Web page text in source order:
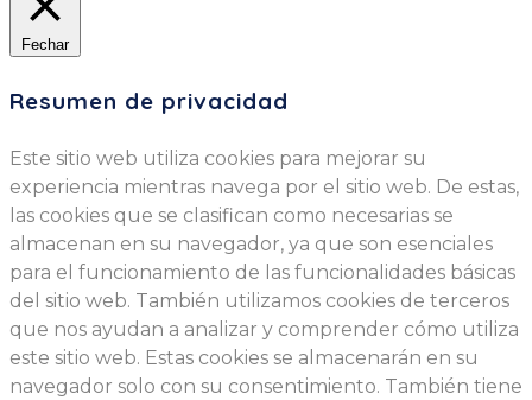
Fechar
Resumen de privacidad
Este sitio web utiliza cookies para mejorar su
experiencia mientras navega por el sitio web. De estas,
las cookies que se clasifican como necesarias se
almacenan en su navegador, ya que son esenciales
para el funcionamiento de las funcionalidades básicas
del sitio web. También utilizamos cookies de terceros
que nos ayudan a analizar y comprender cómo utiliza
este sitio web. Estas cookies se almacenarán en su
navegador solo con su consentimiento. También tiene